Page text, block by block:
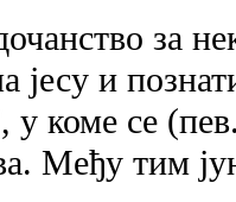
за
и
коме се
Међу тим